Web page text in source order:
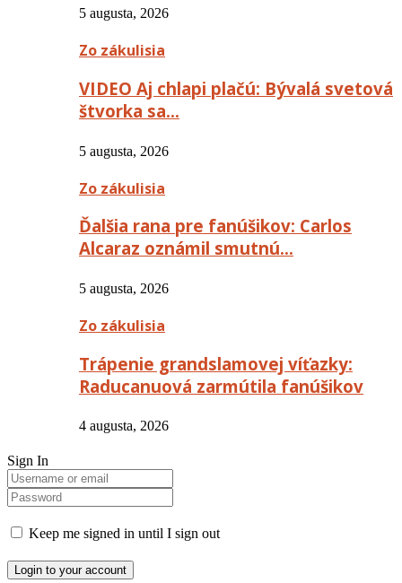
5 augusta, 2026
Zo zákulisia
VIDEO Aj chlapi plačú: Bývalá svetová
štvorka sa…
5 augusta, 2026
Zo zákulisia
Ďalšia rana pre fanúšikov: Carlos
Alcaraz oznámil smutnú…
5 augusta, 2026
Zo zákulisia
Trápenie grandslamovej víťazky:
Raducanuová zarmútila fanúšikov
4 augusta, 2026
Sign In
Keep me signed in until I sign out